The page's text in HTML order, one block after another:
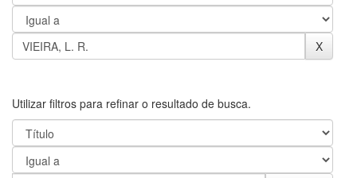
Utilizar filtros para refinar o resultado de busca.